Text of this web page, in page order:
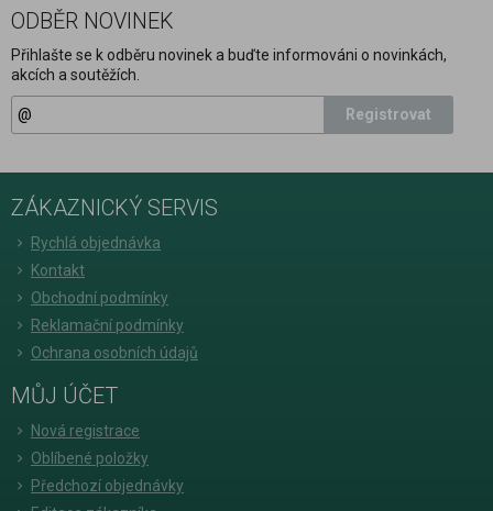
ODBĚR NOVINEK
Přihlašte se k odběru novinek a buďte informováni o novinkách,
akcích a soutěžích.
Registrovat
ZÁKAZNICKÝ SERVIS
Rychlá objednávka
Kontakt
Obchodní podmínky
Reklamační podmínky
Ochrana osobních údajů
MŮJ ÚČET
Nová registrace
Oblíbené položky
Předchozí objednávky